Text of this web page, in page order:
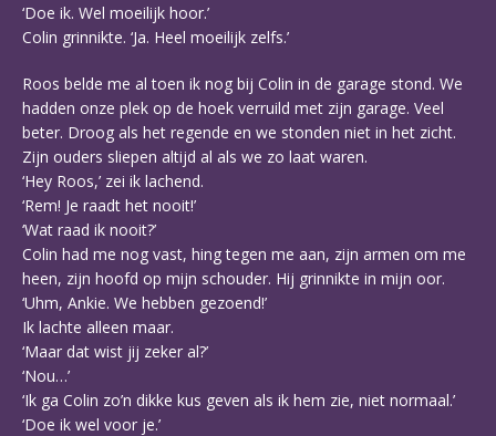
‘Doe ik. Wel moeilijk hoor.’
Colin grinnikte. ‘Ja. Heel moeilijk zelfs.’
Roos belde me al toen ik nog bij Colin in de garage stond. We
hadden onze plek op de hoek verruild met zijn garage. Veel
beter. Droog als het regende en we stonden niet in het zicht.
Zijn ouders sliepen altijd al als we zo laat waren.
‘Hey Roos,’ zei ik lachend.
‘Rem! Je raadt het nooit!’
‘Wat raad ik nooit?’
Colin had me nog vast, hing tegen me aan, zijn armen om me
heen, zijn hoofd op mijn schouder. Hij grinnikte in mijn oor.
‘Uhm, Ankie. We hebben gezoend!’
Ik lachte alleen maar.
‘Maar dat wist jij zeker al?’
‘Nou…’
‘Ik ga Colin zo’n dikke kus geven als ik hem zie, niet normaal.’
‘Doe ik wel voor je.’